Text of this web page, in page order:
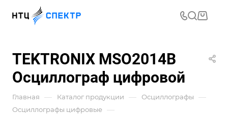
TEKTRONIX MSO2014B
Осциллограф цифровой
Главная — Каталог продукции — Осциллографы —
Осциллографы цифровые —